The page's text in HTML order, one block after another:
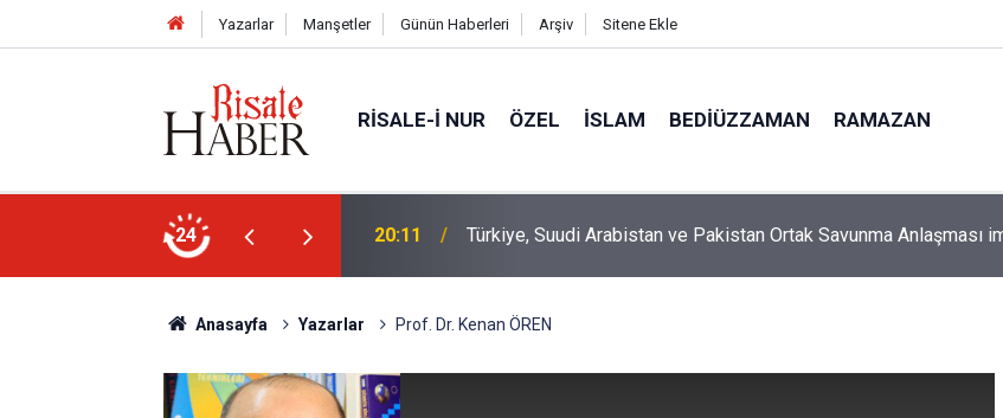
Yazarlar Manşetler Günün Haberleri Arşiv Sitene Ekle
RISALE-I NUR ÖZEL İSLAM BEDIÜZZAMAN RAMAZAN
24
Ortak Savunma Anlaşması imzaladı 16:14
müjde
Anasayfa Yazarlar Prof. Dr. Kenan ÖREN